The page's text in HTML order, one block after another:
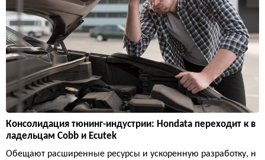
Консолидация тюнинг-индустрии: Hondata переходит к в
ладельцам Cobb и Ecutek
Обещают расширенные ресурсы и ускоренную разработку, н